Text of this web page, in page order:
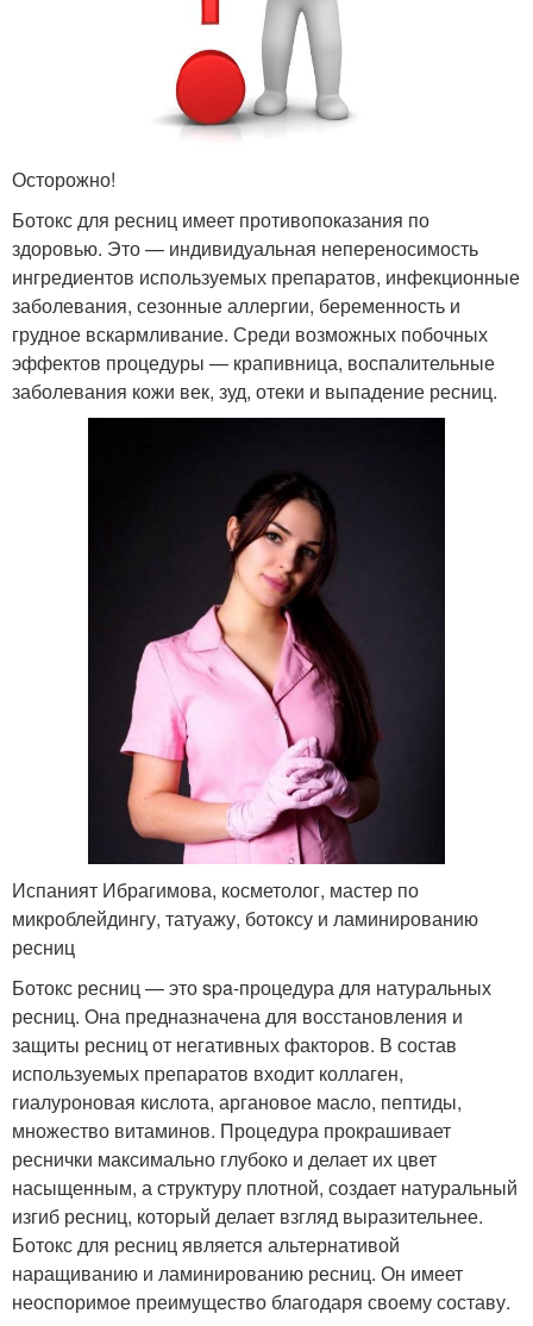
Осторожно!
Ботокс для ресниц имеет противопоказания по
здоровью. Это — индивидуальная непереносимость
ингредиентов используемых препаратов, инфекционные
заболевания, сезонные аллергии, беременность и
грудное вскармливание. Среди возможных побочных
эффектов процедуры — крапивница, воспалительные
заболевания кожи век, зуд, отеки и выпадение ресниц.
Испаният Ибрагимова, косметолог, мастер по
микроблейдингу, татуажу, ботоксу и ламинированию
ресниц
Ботокс ресниц — это spa-процедура для натуральных
ресниц. Она предназначена для восстановления и
защиты ресниц от негативных факторов. В состав
используемых препаратов входит коллаген,
гиалуроновая кислота, аргановое масло, пептиды,
множество витаминов. Процедура прокрашивает
реснички максимально глубоко и делает их цвет
насыщенным, а структуру плотной, создает натуральный
изгиб ресниц, который делает взгляд выразительнее.
Ботокс для ресниц является альтернативой
наращиванию и ламинированию ресниц. Он имеет
неоспоримое преимущество благодаря своему составу.